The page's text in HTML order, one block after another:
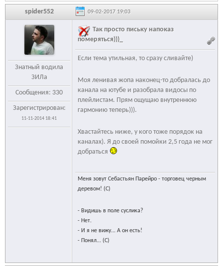
spider552 09-02-2017 19:03
Знатный водила
ЗИЛа
Сообщения: 330
Зарегистрирован:
11-11-2014 18:41
Так просто письку напоказ
померяться)))_
Если тема утильная, то сразу сливайте)
Моя ленивая жопа наконец-то добралась до
канала на ютубе и разобрала видосы по
плейлистам. Прям ощущаю внутреннюю
гармонию теперь))).
Хвастайтесь ниже, у кого тоже порядок на
каналах). Я до своей помойки 2,5 года не мог
добраться
Меня зовут Себастьян Парейро - торговец черным
деревом! (С)
- Видишь в поле суслика?
- Нет.
- И я не вижу... А он есть!
- Понял... (С)